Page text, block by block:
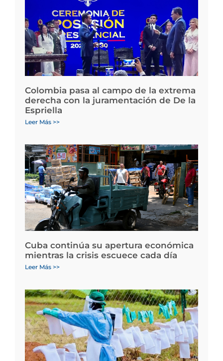
Colombia pasa al campo de la extrema
derecha con la juramentación de De la
Espriella
Leer Más >>
Cuba continúa su apertura económica
mientras la crisis escuece cada día
Leer Más >>